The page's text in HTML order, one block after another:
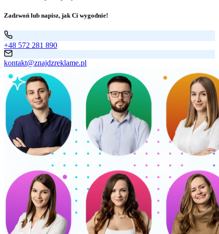
Zadzwoń lub napisz, jak Ci wygodnie!
+48 572 281 890
kontakt@znajdzreklame.pl